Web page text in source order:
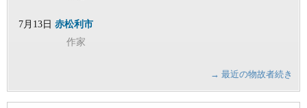
7月13日 赤松利市
作家
→ 最近の物故者続き